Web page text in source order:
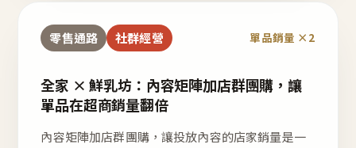
零售通路 社群經營 單品銷量 ×2
全家 × 鮮乳坊：內容矩陣加店群團購，讓
單品在超商銷量翻倍
內容矩陣加店群團購，讓投放內容的店家銷量是一